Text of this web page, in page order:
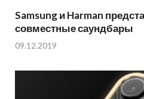
Samsung и Harman
совместные саундбары
09.12.2019